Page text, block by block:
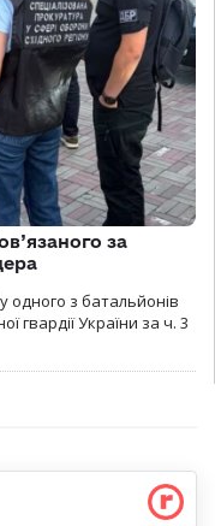
за
одного з батальйонів
гвардії України за ч. 3